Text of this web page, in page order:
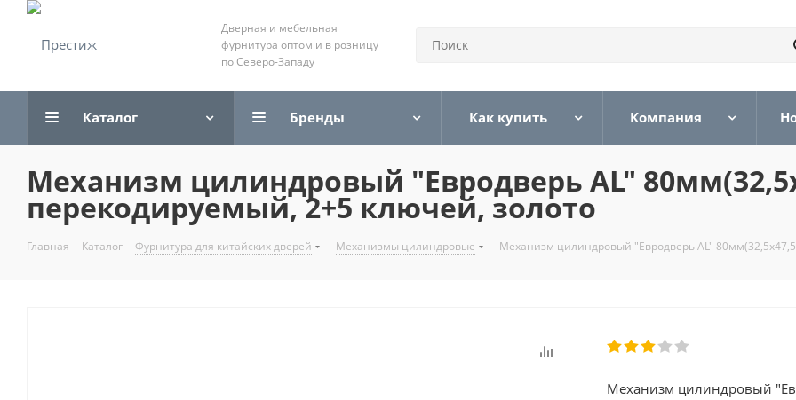
Дверная и мебельная
фурнитура оптом и в розницу
по Северо-Западу
Каталог Бренды Как купить Компания
Механизм цилиндровый "Евродверь AL"
перекодируемый, 2+5 ключей, золото
Главная - Каталог - Фурнитура для китайских дверей - Механизмы цилиндровые - Механизм цилиндровый "Евродверь AL"
Механизм цилиндровый